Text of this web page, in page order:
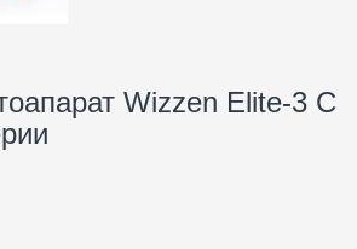
Wizzen Elite-3 С